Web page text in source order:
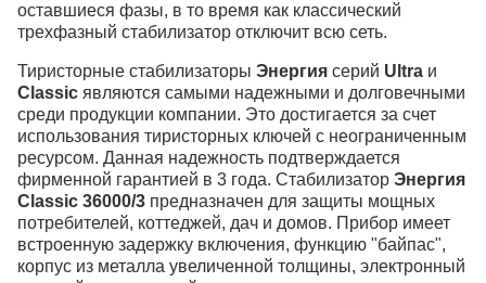
оставшиеся фазы, в то время как классический
трехфазный стабилизатор отключит всю сеть.
Тиристорные стабилизаторы Энергия серий Ultra и
Classic являются самыми надежными и долговечными
среди продукции компании. Это достигается за счет
использования тиристорных ключей с неограниченным
ресурсом. Данная надежность подтверждается
фирменной гарантией в 3 года. Стабилизатор Энергия
Classic 36000/3 предназначен для защиты мощных
потребителей, коттеджей, дач и домов. Прибор имеет
встроенную задержку включения, функцию "байпас",
корпус из металла увеличенной толщины, электронный